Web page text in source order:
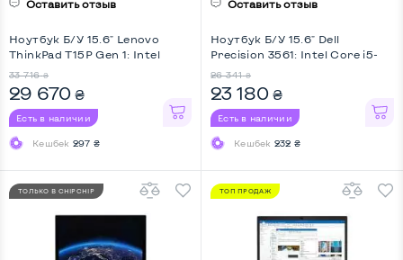
Оставить отзыв
Ноутбук Б/У 15.6" Lenovo
ThinkPad T15P Gen 1: Intel
GTX 1050, IPS, Key Light
33 716 ₴
29 670 ₴
Есть в наличии
Кешбек 297 ₴
Оставить отзыв
Ноутбук Б/У 15.6" Dell
Precision 3561: Intel Core i5-
Quadro T600, IPS, Full HD, Key
Light
26 341 ₴
23 180 ₴
Есть в наличии
Кешбек 232 ₴
ТОЛЬКО В CHIPCHIP ТОП ПРОДАЖ